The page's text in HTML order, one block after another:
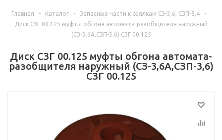
Главная - Каталог - Запасные части к сеялкам СЗ-3,6, СЗП-5,4
-
Диск СЗГ 00.125 муфты обгона автомата-разобщителя наружный
(СЗ-3,6А,СЗП-3,6) СЗГ 00.125
Диск СЗГ 00.125 муфты обгона автомата-
разобщителя наружный (СЗ-3,6А,СЗП-3,6)
СЗГ 00.125